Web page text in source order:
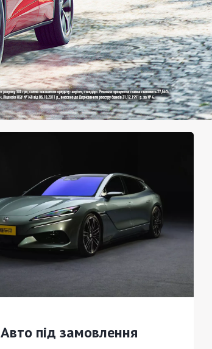
Авто під замовлення